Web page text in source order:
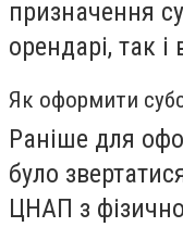
призначення
орендарі, так
Як оформити
Раніше для
було
ЦНАП з